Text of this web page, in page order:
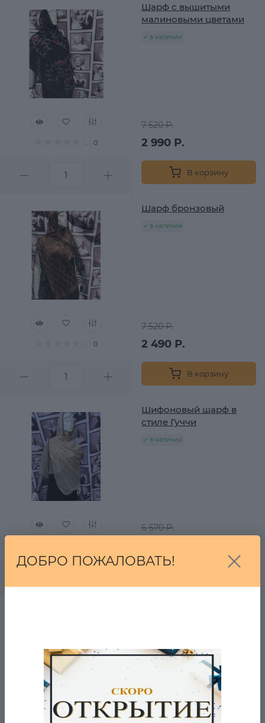
0
Шарф с вышитыми
малиновыми цветами
в наличии
7 520 Р.
2 990 Р.
В корзину
0
Шарф бронзовый
в наличии
7 520 Р.
2 490 Р.
В корзину
Шифоновый шарф в
стиле Гуччи
в наличии
6 570 Р.
ДОБРО ПОЖАЛОВАТЬ!